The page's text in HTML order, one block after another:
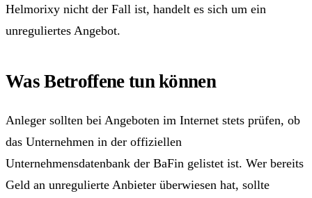
Helmorixy nicht der Fall ist, handelt es sich um ein
unreguliertes Angebot.
Was Betroffene tun können
Anleger sollten bei Angeboten im Internet stets prüfen, ob
das Unternehmen in der offiziellen
Unternehmensdatenbank der BaFin gelistet ist. Wer bereits
Geld an unregulierte Anbieter überwiesen hat, sollte